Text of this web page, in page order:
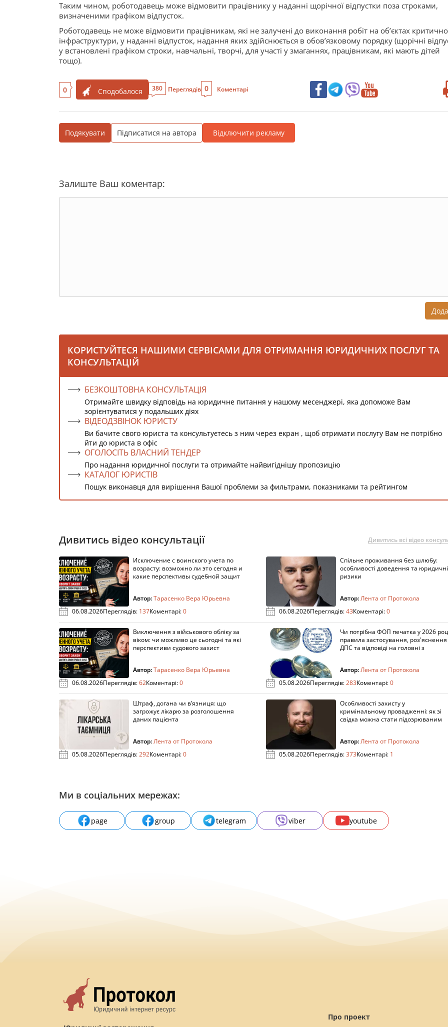
Таким чином, роботодавець може відмовити працівнику у наданні щорічної відпустки поза строками,
визначеними графіком відпусток.
Роботодавець не може відмовити працівникам, які не залучені до виконання робіт на об’єктах
інфраструктури, у наданні відпусток, надання яких здійснюється в обов’язковому порядку (щорічні
у встановлені графіком строки, навчальні, творчі, для участі у змаганнях, працівникам, які мають дітей
тощо).
0 Сподобалося 380 Переглядів 0 Коментарі
Подякувати Підписатися на автора Відключити рекламу
Залиште Ваш коментар:
КОРИСТУЙТЕСЯ НАШИМИ СЕРВІСАМИ ДЛЯ ОТРИМАННЯ ЮРИДИЧНИХ ПОСЛУГ ТА
КОНСУЛЬТАЦІЙ
БЕЗКОШТОВНА КОНСУЛЬТАЦІЯ
Отримайте швидку відповідь на юридичне питання у нашому месенджері, яка допоможе Вам
зорієнтуватися у подальших діях
ВІДЕОДЗВІНОК ЮРИСТУ
Ви бачите свого юриста та консультуєтесь з ним через екран , щоб отримати послугу Вам не потрібно
йти до юриста в офіс
ОГОЛОСІТЬ ВЛАСНИЙ ТЕНДЕР
Про надання юридичної послуги та отримайте найвигіднішу пропозицію
КАТАЛОГ ЮРИСТІВ
Пошук виконавця для вирішення Вашої проблеми за фильтрами, показниками та рейтингом
Дивитись відео консультації Дивитись всі відео
Исключение с воинского учета по
возрасту: возможно ли это сегодня и
какие перспективы судебной защит
Автор:Тарасенко Вера Юрьевна
06.08.2026Переглядів: 137Коментарі:0
Спільне проживання без шлюбу:
особливості доведення та юридичні
ризики
Автор:Лента от Протокола
06.08.2026Переглядів:43Коментарі:0
Виключення з військового обліку за
віком: чи можливо це сьогодні та які
перспективи судового захист
Автор:Тарасенко Вера Юрьевна
06.08.2026Переглядів:62Коментарі:0
Чи потрібна ФОП печатка у 2026
правила застосування, роз'яснення
ДПС та відповіді на головні з
Автор:Лента от Протокола
05.08.2026Переглядів:283Коментарі:0
Штраф, догана чи в’язниця: що
загрожує лікарю за розголошення
даних пацієнта
Автор:Лента от Протокола
05.08.2026Переглядів:292Коментарі:0
Особливості захисту у
кримінальному провадженні: як зі
свідка можна стати підозрюваним
Автор:Лента от Протокола
05.08.2026Переглядів:373Коментарі: 1
Ми в соціальних мережах:
page group telegram viber youtube
Про проект